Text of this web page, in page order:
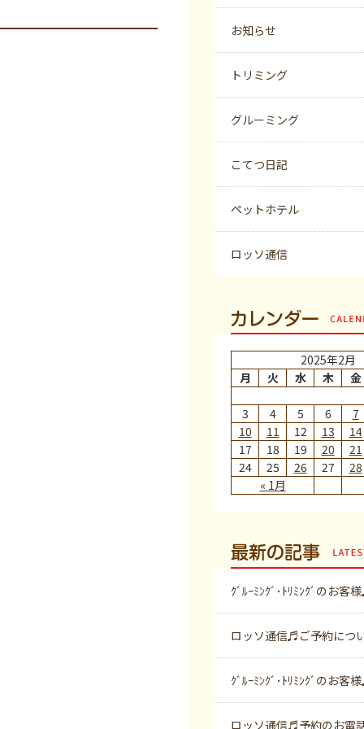
お知らせ
トリミング
グルーミング
こてつ日記
ペットホテル
ロッソ通信
カレンダー
2025年2月
月
火 水 木 金
« 1月
3 4 5 6
7
10
11 12 13
14
17
18 19 20
21
24
25 26 27 28
最新の記事
ｸﾞﾙｰﾐﾝｸﾞ･ﾄﾘﾐﾝｸﾞのお客
ロッソ通信♬ご予約につ
ｸﾞﾙｰﾐﾝｸﾞ･ﾄﾘﾐﾝｸﾞのお客
ロッソ通信♬予約のお電